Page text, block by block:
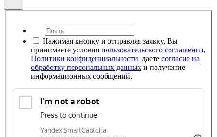
Нажимая кнопку и отправляя заявку, Вы
принимаете условия пользовательского соглашения,
Политики конфиденциальности, даете согласие на
обработку персональных данных и получение
информационных сообщений.